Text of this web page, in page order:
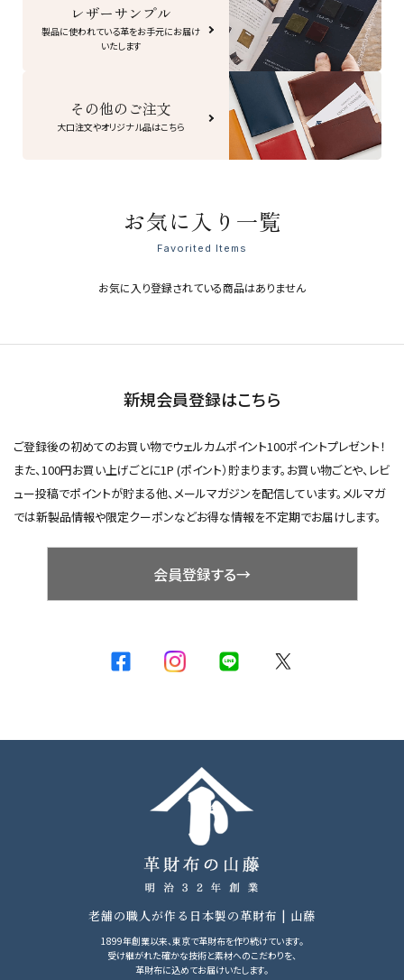
レザーサンプル
製品に使われている革をお手元にお届け
いたします
その他のご注文
大口注文やオリジナル品はこちら
お気に入り一覧
Favorited Items
お気に入り登録されている商品はありません
新規会員登録はこちら
ご登録後の初めてのお買い物でウェルカムポイント100ポイントプレゼント！
また、100円お買い上げごとに1P (ポイント）貯まります。お買い物ごとや、レビ
ュー投稿でポイントが貯まる他、メールマガジンを配信しています。メルマガ
では新製品情報や限定クーポンなどお得な情報を不定期でお届けします。
会員登録する→
老舗の職人が作る日本製の革財布 | 山藤
1899年創業以来、東京で革財布を作り続けています。
受け継がれた確かな技術と素材へのこだわりを、
革財布に込めてお届けいたします。